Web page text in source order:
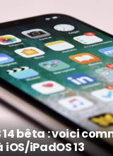
14 bêta : voici
iPadOS 13